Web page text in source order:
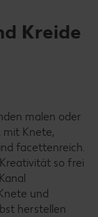
Kreide
malen oder
mit Knete,
facettenreich.
so frei
und
herstellen